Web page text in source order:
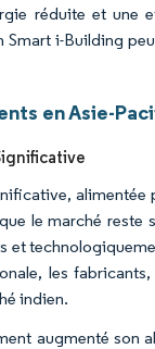
réduite et une
i-Building
en Asie-
le marché reste
les
indien.
augmenté son